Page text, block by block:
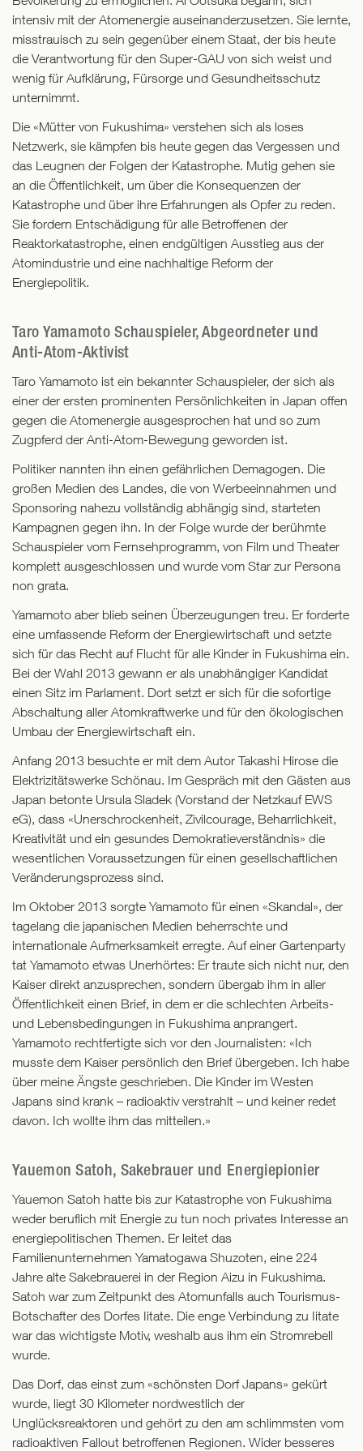
intensiv mit der Atomenergie auseinanderzusetzen. Sie lernte,
misstrauisch zu sein gegenüber einem Staat, der bis heute
die Verantwortung für den Super-GAU von sich weist und
wenig für Aufklärung, Fürsorge und Gesundheitsschutz
unternimmt.
Die «Mütter von Fukushima» verstehen sich als loses
Netzwerk, sie kämpfen bis heute gegen das Vergessen und
das Leugnen der Folgen der Katastrophe. Mutig gehen sie
an die Öffentlichkeit, um über die Konsequenzen der
Katastrophe und über ihre Erfahrungen als Opfer zu reden.
Sie fordern Entschädigung für alle Betroffenen der
Reaktorkatastrophe, einen endgültigen Ausstieg aus der
Atomindustrie und eine nachhaltige Reform der
Energiepolitik.
Taro Yamamoto Schauspieler, Abgeordneter und
Anti-Atom-Aktivist
Taro Yamamoto ist ein bekannter Schauspieler, der sich als
einer der ersten prominenten Persönlichkeiten in Japan offen
gegen die Atomenergie ausgesprochen hat und so zum
Zugpferd der Anti-Atom-Bewegung geworden ist.
Politiker nannten ihn einen gefährlichen Demagogen. Die
großen Medien des Landes, die von Werbeeinnahmen und
Sponsoring nahezu vollständig abhängig sind, starteten
Kampagnen gegen ihn. In der Folge wurde der berühmte
Schauspieler vom Fernsehprogramm, von Film und Theater
komplett ausgeschlossen und wurde vom Star zur Persona
non grata.
Yamamoto aber blieb seinen Überzeugungen treu. Er forderte
eine umfassende Reform der Energiewirtschaft und setzte
sich für das Recht auf Flucht für alle Kinder in Fukushima ein.
Bei der Wahl 2013 gewann er als unabhängiger Kandidat
einen Sitz im Parlament. Dort setzt er sich für die sofortige
Abschaltung aller Atomkraftwerke und für den ökologischen
Umbau der Energiewirtschaft ein.
Anfang 2013 besuchte er mit dem Autor Takashi Hirose die
Elektrizitätswerke Schönau. Im Gespräch mit den Gästen aus
Japan betonte Ursula Sladek (Vorstand der Netzkauf EWS
eG), dass «Unerschrockenheit, Zivilcourage, Beharrlichkeit,
Kreativität und ein gesundes Demokratieverständnis» die
wesentlichen Voraussetzungen für einen gesellschaftlichen
Veränderungsprozess sind.
Im Oktober 2013 sorgte Yamamoto für einen «Skandal», der
tagelang die japanischen Medien beherrschte und
internationale Aufmerksamkeit erregte. Auf einer Gartenparty
tat Yamamoto etwas Unerhörtes: Er traute sich nicht nur, den
Kaiser direkt anzusprechen, sondern übergab ihm in aller
Öffentlichkeit einen Brief, in dem er die schlechten Arbeits-
und Lebensbedingungen in Fukushima anprangert.
Yamamoto rechtfertigte sich vor den Journalisten: «Ich
musste dem Kaiser persönlich den Brief übergeben. Ich habe
über meine Ängste geschrieben. Die Kinder im Westen
Japans sind krank – radioaktiv verstrahlt – und keiner redet
davon. Ich wollte ihm das mitteilen.»
Yauemon Satoh, Sakebrauer und Energiepionier
Yauemon Satoh hatte bis zur Katastrophe von Fukushima
weder beruflich mit Energie zu tun noch privates Interesse an
energiepolitischen Themen. Er leitet das
Familienunternehmen Yamatogawa Shuzoten, eine 224
Jahre alte Sakebrauerei in der Region Aizu in Fukushima.
Satoh war zum Zeitpunkt des Atomunfalls auch Tourismus-
Botschafter des Dorfes Iitate. Die enge Verbindung zu Iitate
war das wichtigste Motiv, weshalb aus ihm ein Stromrebell
wurde.
Das Dorf, das einst zum «schönsten Dorf Japans» gekürt
wurde, liegt 30 Kilometer nordwestlich der
Unglücksreaktoren und gehört zu den am schlimmsten vom
radioaktiven Fallout betroffenen Regionen. Wider besseres